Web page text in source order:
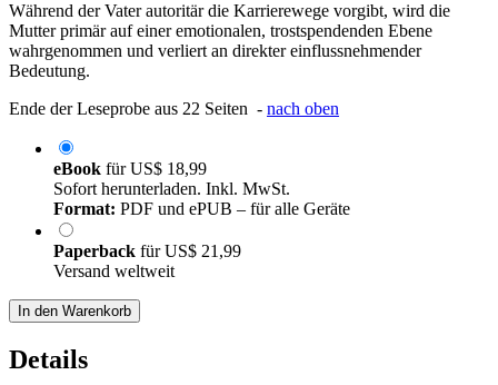
Während der Vater autoritär die Karrierewege vorgibt, wird die
Mutter primär auf einer emotionalen, trostspendenden Ebene
wahrgenommen und verliert an direkter einflussnehmender
Bedeutung.
Ende der Leseprobe aus 22 Seiten - nach oben
eBook fürUS$ 18,99
Sofort herunterladen. Inkl. MwSt.
Format: PDF und ePUB – für alle Geräte
Paperback fürUS$ 21,99
Versand weltweit
In den Warenkorb
Details